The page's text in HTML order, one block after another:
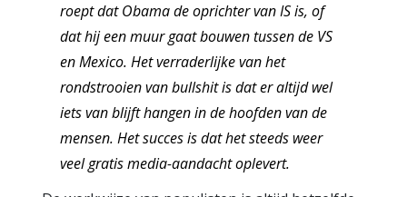
roept dat Obama de oprichter van IS is, of
dat hij een muur gaat bouwen tussen de VS
en Mexico. Het verraderlijke van het
rondstrooien van bullshit is dat er altijd wel
iets van blijft hangen in de hoofden van de
mensen. Het succes is dat het steeds weer
veel gratis media-aandacht oplevert.